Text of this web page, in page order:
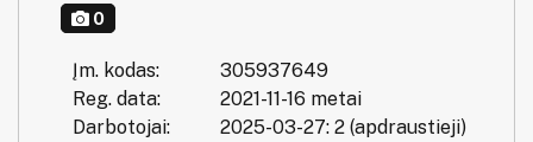
0
Įm. kodas:
305937649
Reg. data:
2021-11-16 metai
Darbotojai:
2025-03-27: 2 (apdraustieji)